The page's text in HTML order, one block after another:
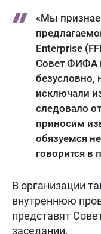
«Мы
Enterprise
Совет ФИФА
безусловно,
исключали
следовало
приносим
обязуемся
говорится в
В организации
внутреннюю
представят
заседании.